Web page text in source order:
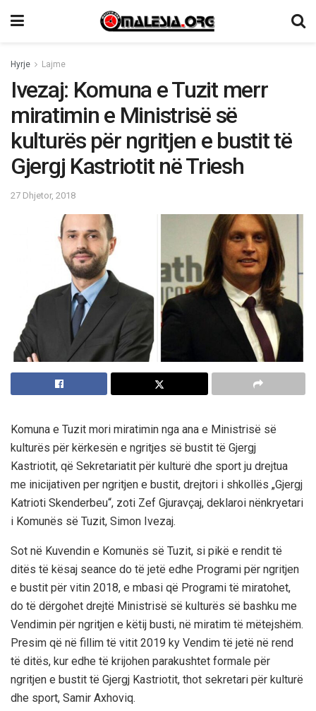
Hyrje Lajme
Ivezaj: Komuna e Tuzit merr
miratimin e Ministrisë së
kulturës për ngritjen e bustit të
Gjergj Kastriotit në Triesh
27 Dhjetor, 2018
Komuna e Tuzit mori miratimin nga ana e Ministrisë së
kulturës për kërkesën e ngritjes së bustit të Gjergj
Kastriotit, që Sekretariatit për kulturë dhe sport ju drejtua
me inicijativen per ngritjen e bustit, drejtori i shkollës „Gjergj
Katrioti Skenderbeu“, zoti Zef Gjuravçaj, deklaroi nënkryetari
i Komunës së Tuzit, Simon Ivezaj.
Sot në Kuvendin e Komunës së Tuzit, si pikë e rendit të
ditës të kësaj seance do të jetë edhe Programi për ngritjen
e bustit për vitin 2018, e mbasi që Programi të miratohet,
do të dërgohet drejtë Ministrisë së kulturës së bashku me
Vendimin për ngritjen e këtij busti, në miratim të mëtejshëm.
Presim që në fillim të vitit 2019 ky Vendim të jetë në rend
të ditës, kur edhe të krijohen parakushtet formale për
ngritjen e bustit të Gjergj Kastriotit, thot sekretari për kulturë
dhe sport, Samir Axhoviq.